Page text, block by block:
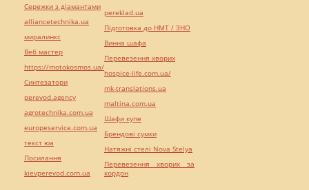
Сережки з діамантами
alliancetechnika.ua
миралинкс
Веб мастер
https://motokosmos.ua/
Синтезатори
perevod.agency
agrotechnika.com.ua
europeservice.com.ua
текст юа
Посилання
kievperevod.com.ua
pereklad.ua
Підготовка до НМТ / ЗНО
Винна шафа
Перевезення хворих
hospice-life.com.ua/
mk-translations.ua
maltina.com.ua
Шафи купе
Брендові сумки
Натяжні стелі Nova Stelya
Перевезення хворих за
кордон